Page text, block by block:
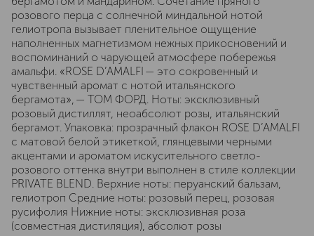
розового перца с солнечной миндальной нотой
гелиотропа вызывает пленительное ощущение
наполненных магнетизмом нежных прикосновений и
воспоминаний о чарующей атмосфере побережья
амальфи. «ROSE D’AMALFI — это сокровенный и
чувственный аромат с нотой итальянского
бергамота», — ТОМ ФОРД. Ноты: эксклюзивный
розовый дистиллят, неоабсолют розы, итальянский
бергамот. Упаковка: прозрачный флакон ROSE D’AMALFI
с матовой белой этикеткой, глянцевыми черными
акцентами и ароматом искусительного светло-
розового оттенка внутри выполнен в стиле коллекции
PRIVATE BLEND. Верхние ноты: перуанский бальзам,
гелиотроп Средние ноты: розовый перец, розовая
русифолия Нижние ноты: эксклюзивная роза
(совместная дистиляция), абсолют розы